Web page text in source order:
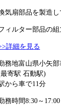
気扇部品を製造
ィルター部品の組
詳細を見る
務地富山県小矢
寄駅 石動駅)
から車で11分
務時間8:30～17:00